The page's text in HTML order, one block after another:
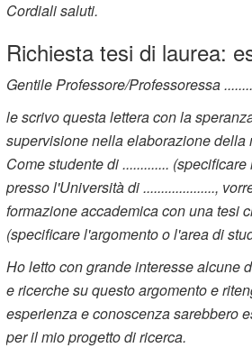
Cordiali saluti.
Richiesta tesi di laurea:
Gentile Professore/Professoressa
le scrivo questa lettera con la
supervisione nella elaborazione della
Come studente di .............
presso l'Università di ....................,
formazione accademica con una tesi
(specificare l'argomento o l'area di
Ho letto con grande interesse alcune
e ricerche su questo argomento e
esperienza e conoscenza sarebbero
per il mio progetto di ricerca.